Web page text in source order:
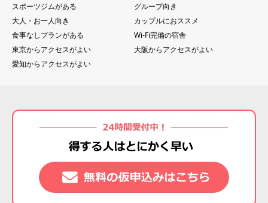
スポーツジムがある
グループ向き
大人・お一人向き
カップルにおススメ
食事なしプランがある
Wi-Fi完備の宿舎
東京からアクセスがよい
大阪からアクセスがよい
愛知からアクセスがよい